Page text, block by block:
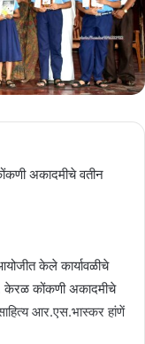
अकादमीचे वतीन
केले कार्यावळीचे
केरळ कोंकणी अकादमीचे
आर.एस.भास्कर हांणें